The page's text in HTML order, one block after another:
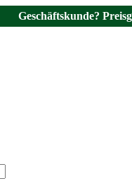
Geschäftskunde?